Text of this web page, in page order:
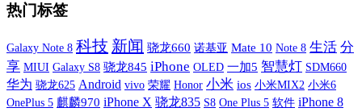
热门标签
Galaxy Note 8 科技 新闻 骁龙660 诺基亚 Mate 10 Note 8 生活 分
享 MIUI Galaxy S8 骁龙845 iPhone OLED 一加5 智慧灯 SDM660
华为 骁龙625 Android vivo 荣耀 Honor 小米 ios 小米MIX2 小米6
OnePlus 5 麒麟970 iPhone X 骁龙835 S8 One Plus 5 软件 iPhone 8